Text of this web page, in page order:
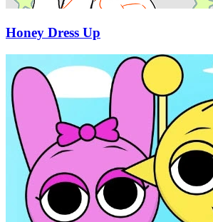
Honey Dress Up